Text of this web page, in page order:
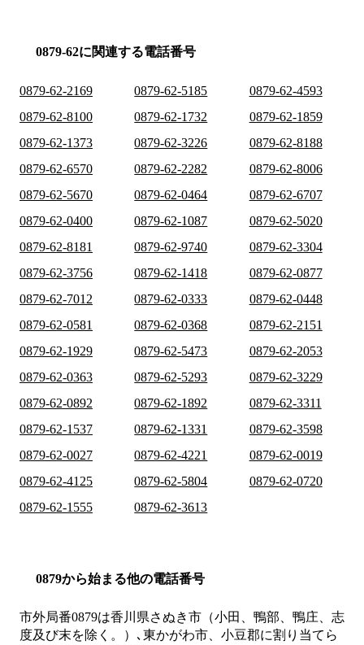
0879-62に関連する電話番号
0879-62-2169 0879-62-5185
0879-62-4593
0879-62-8100
0879-62-1732
0879-62-1859
0879-62-1373
0879-62-3226
0879-62-8188
0879-62-6570
0879-62-2282
0879-62-8006
0879-62-5670
0879-62-0464
0879-62-6707
0879-62-0400
0879-62-1087
0879-62-5020
0879-62-8181
0879-62-9740
0879-62-3304
0879-62-3756
0879-62-1418
0879-62-0877
0879-62-7012
0879-62-0333
0879-62-0448
0879-62-0581
0879-62-0368
0879-62-2151
0879-62-1929
0879-62-5473
0879-62-2053
0879-62-0363
0879-62-5293
0879-62-3229
0879-62-0892
0879-62-1892
0879-62-3311
0879-62-1537
0879-62-1331
0879-62-3598
0879-62-0027
0879-62-4221
0879-62-0019
0879-62-4125
0879-62-5804
0879-62-0720
0879-62-1555
0879-62-3613
0879から始まる他の電話番号
市外局番0879は香川県さぬき市（小田、鴨部、鴨庄、志
度及び末を除く。）､東かがわ市、小豆郡に割り当てら